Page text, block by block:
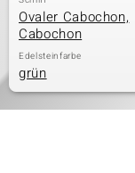
Ovaler Cabochon,
Cabochon
Edelsteinfarbe
grün